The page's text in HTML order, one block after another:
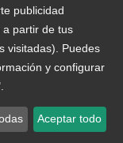
a
Cruz de
tienda online
Pero
un espacio de
una fuente
publicidad
a partir de tus
visitadas). Puedes
y configurar
Aceptar todo